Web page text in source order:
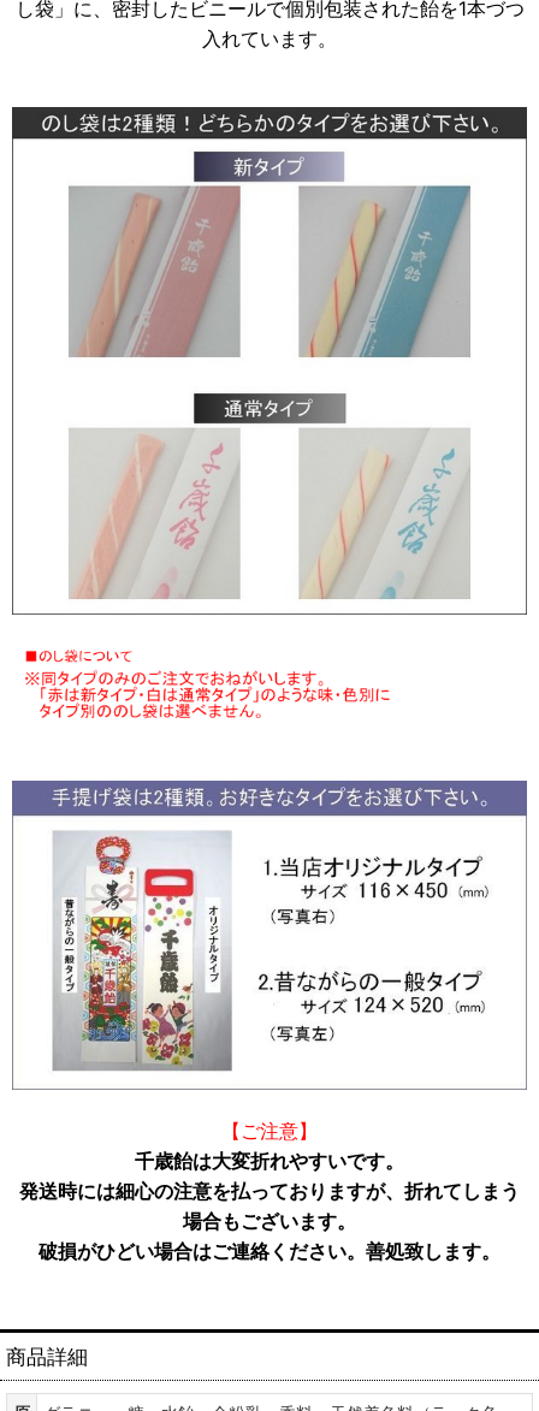
し袋」に、密封したビニールで個別包装された飴を1本づつ
入れています。
【ご注意】
千歳飴は大変折れやすいです。
発送時には細心の注意を払っておりますが、折れてしまう
場合もございます。
破損がひどい場合はご連絡ください。善処致します。
商品詳細